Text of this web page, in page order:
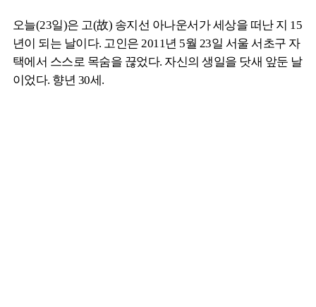
오늘(23일)은 고(故) 송지선 아나운서가 세상을 떠난 지 15
년이 되는 날이다. 고인은 2011년 5월 23일 서울 서초구 자
택에서 스스로 목숨을 끊었다. 자신의 생일을 닷새 앞둔 날
이었다. 향년 30세.